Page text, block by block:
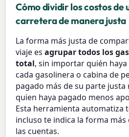
Cómo dividir los costos de
carretera de manera justa
La forma más justa de
viaje esagrupar todos los
total, sin importar quién
cada gasolinera o cabina de
pagado más de su parte justa
quien haya pagado menos
Esta herramienta automatiza
incluso te indica la forma
las cuentas.